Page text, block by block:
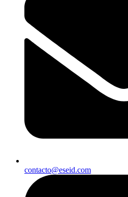
contacto@eseid.com